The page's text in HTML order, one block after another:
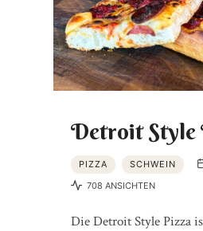
Detroit Style
PIZZA SCHWEIN
708 ANSICHTEN
Die Detroit Style Pizza